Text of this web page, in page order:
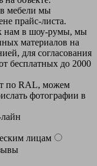
мебели мы
прайс-листа.
нам в шоу-румы, мы
материалов на
для согласования
бесплатных до 2000
по RAL, можем
фотографии в
лицам